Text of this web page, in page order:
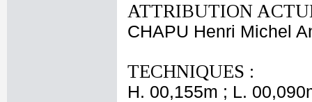
ATTRIBUTION
CHAPU Henri Michel
TECHNIQUES :
H. 00,155m ; L.